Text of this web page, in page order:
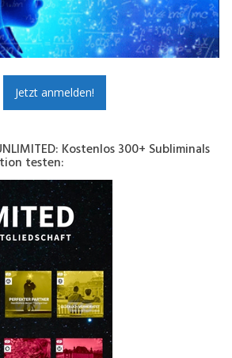
Jetzt anmelden!
Kostenlos 300+ Subliminals
testen: